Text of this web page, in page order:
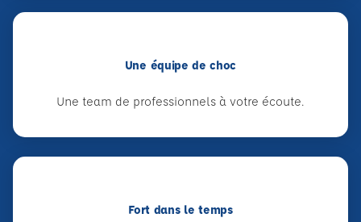
Une équipe de choc
Une team de professionnels à votre écoute.
Fort dans le temps